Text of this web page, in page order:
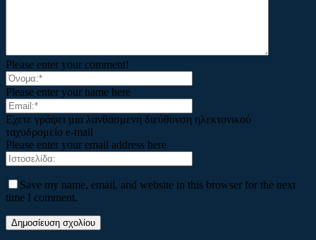
Please enter your comment!
Please enter your name here
Εχετε γράψει μια λανθασμενη διεύθυνση ηλεκτονικού
ταχυδρομείο e-mail
Please enter your email address here
Save my name, email, and website in this browser for the next
time I comment.